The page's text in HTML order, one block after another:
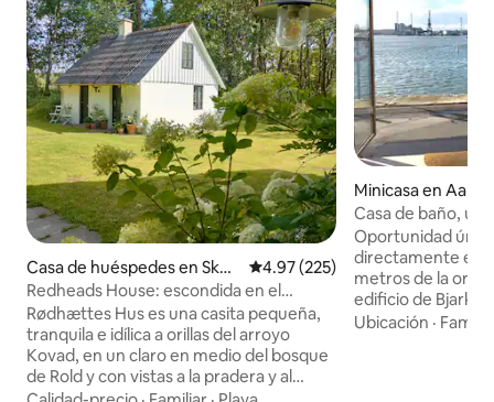
Casa de huéspedes en Skør
ping
Calificación promedio: 4.97 de
4.97 (225)
Redheads House: escondida en el
bosque profundo y tranquilo
Rødhættes Hus es una casita pequeña,
tranquila e idílica a orillas del arroyo
Kovad, en un claro en medio del bosque
de Rold y con vistas a la pradera y al
bosque. A solo un tiro de piedra del
Minicasa en
Casa de baño,
muelle, con plaza
Oportunidad
directamente en
metros de la orilla
edificio de Bjarke
construida
Ubicación ·